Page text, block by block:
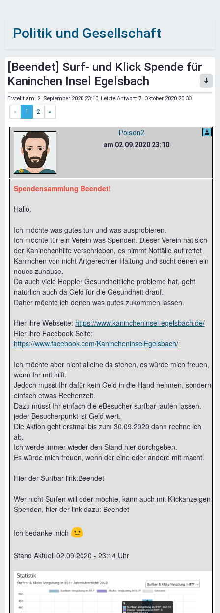
Politik und Gesellschaft
[Beendet] Surf- und Klick Spende für
Kaninchen Insel Egelsbach
Erstellt am: 2. September 2020 23:10, Letzte Antwort: 7. Oktober 2020 20:33
« 1 2 »
Poison2
am 02.09.2020 23:10
Spendensammlung Beendet!
Hallo.
Ich möchte was gutes tun und was ausprobieren.
Ich möchte für ein Verein was Spenden. Dieser Verein hat sich
der Kaninchenhilfe verschrieben, es nimmt Notfälle auf rettet
Kaninchen von nicht Artgerechter Haltung und sucht denen ein
neues zuhause.
Da auch viele Hoppler Gesundheitliche probleme hat, geht
natürlich auch da Geld für die Gesundheit drauf.
Daher möchte ich denen was gutes zukommen lassen.
Hier ihre Webseite: https://www.kanincheninsel-egelsbach.de/
Hier ihre Facebook Seite:
https://www.facebook.com/KanincheninselEgelsbach/
Ich möchte aber nicht alleine da stehen, es würde mich freuen,
wenn Ihr mit hilft.
Jedoch musst Ihr dafür kein Geld in die Hand nehmen, sondern
einfach etwas Rechenzeit.
Dazu müsst Ihr einfach die eBesucher surfbar laufen lassen,
jeder Besucherpunkt ist Geld wert.
Die Aktion geht erstmal bis zum 30.09.2020 dann rechne ich
ab.
Ich werde immer wieder den Stand hier durchgeben.
Es würde mich freuen, wenn der eine oder andere mit macht.
Hier der Surfbar link:Beendet
Wer nicht Surfen will oder möchte, kann auch mit Klickanzeigen
Spenden, hier der link dazu: Beendet
Ich bedanke mich 🙂
Stand Aktuell 02.09.2020 - 23:14 Uhr